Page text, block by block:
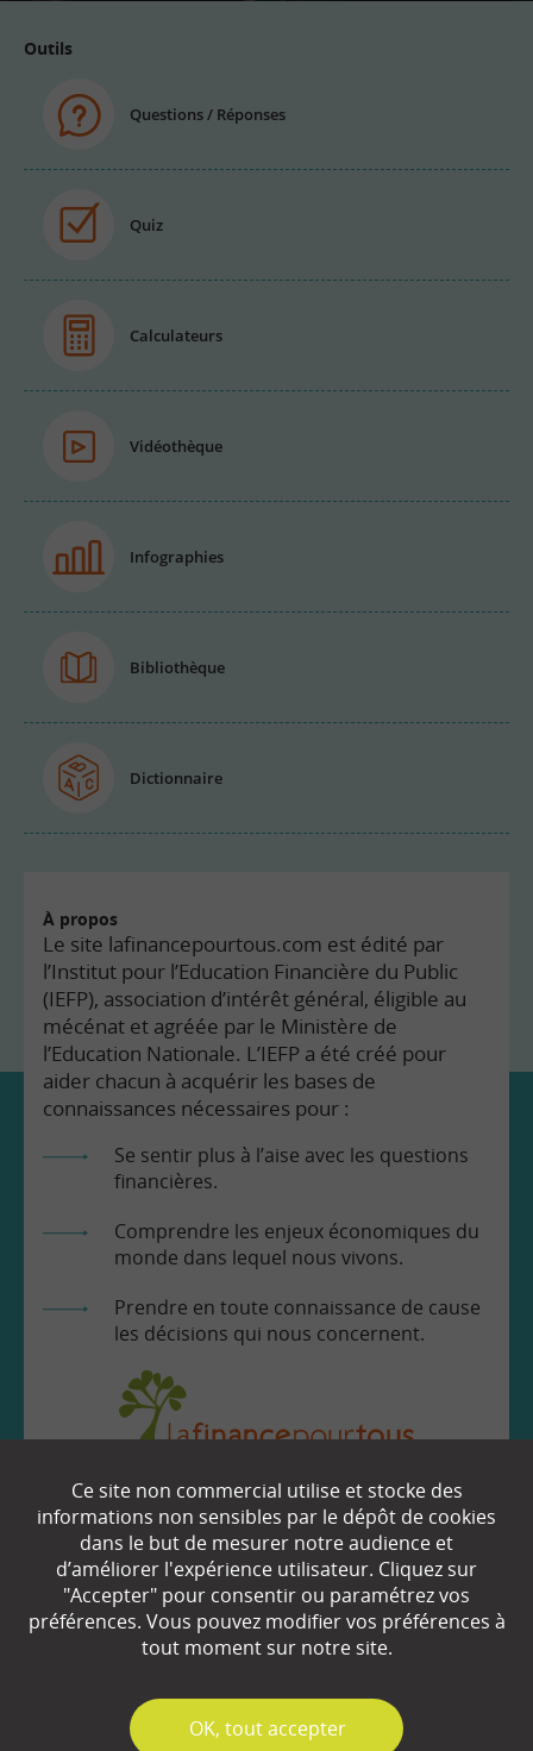
Outils
Questions / Réponses
Quiz
Calculateurs
Vidéothèque
Infographies
Bibliothèque
Dictionnaire
À propos
Le site lafinancepourtous.com est édité par
l’Institut pour l’Education Financière du Public
(IEFP), association d’intérêt général, éligible au
mécénat et agréée par le Ministère de
l’Education Nationale. L’IEFP a été créé pour
aider chacun à acquérir les bases de
connaissances nécessaires pour :
Se sentir plus à l’aise avec les questions
financières.
Comprendre les enjeux économiques du
monde dans lequel nous vivons.
Prendre en toute connaissance de cause
les décisions qui nous concernent.
EN SAVOIR
Qui sommes-nous ?
Partenaires
Plan du site
Ce site non commercial utilise et stocke des
informations non sensibles par le dépôt de cookies
dans le but de mesurer notre audience et
d’améliorer l'expérience utilisateur. Cliquez sur
"Accepter" pour consentir ou paramétrez vos
préférences. Vous pouvez modifier vos préférences à
tout moment sur notre site.
✓
OK, tout accepter